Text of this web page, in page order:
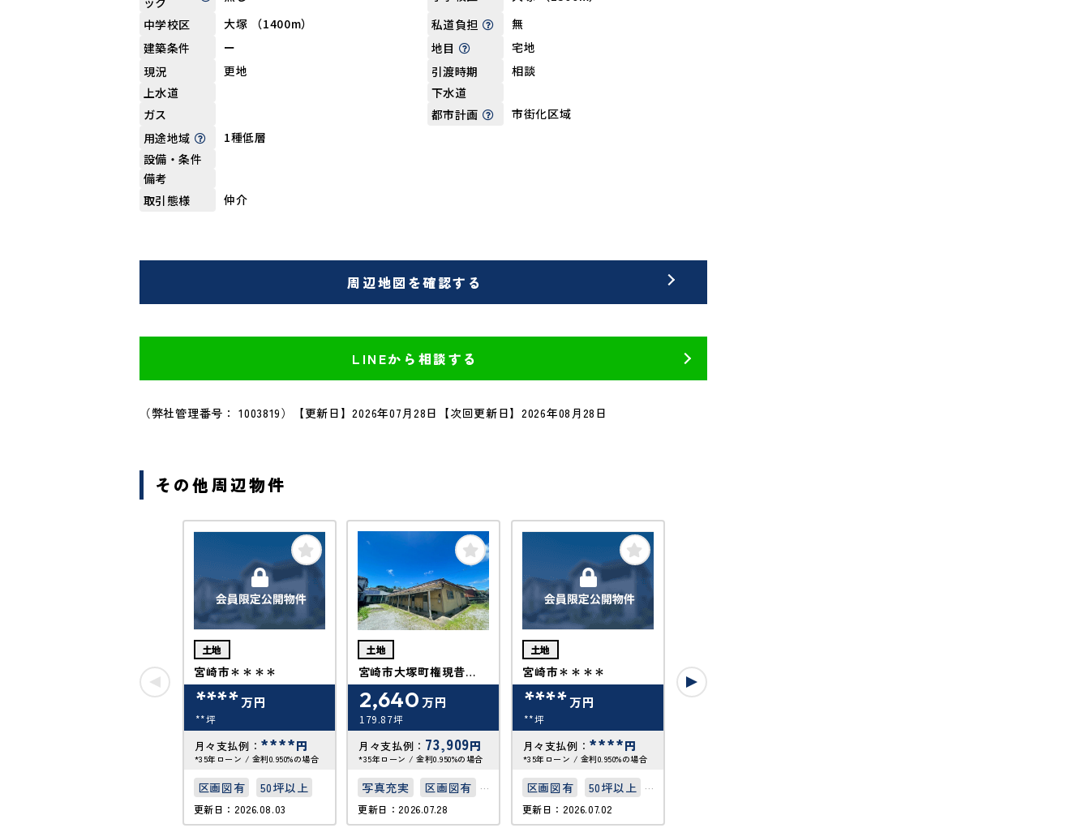
中学校区
大塚 （1400m） 私道負担
無
建築条件
ー 地目
宅地
現況
更地 引渡時期
相談
上水道
下水道
ガス
都市計画
市街化区域
用途地域
1種低層
設備・条件
備考
取引態様
仲介
周辺地図を確認する
LINEから相談する
（弊社管理番号： 1003819） 【更新日】2026年07月28日 【次回更新日】2026年08月28日
その他周辺物件
土地
宮崎市＊＊＊＊
****万円
**坪
月々支払例： ****円
*35年ローン / 金利0.950%の場合
区画図有 50坪以上
更新日：2026.08.03
土地
宮崎市大塚町権現昔
835 834-4 802-2
2,640万円
179.87坪
月々支払例： 73,909円
*35年ローン / 金利0.950%の場合
写真充実
区画図有
50坪以上
更新日：2026.07.28
土地
宮崎市＊＊＊＊
****万円
**坪
月々支払例： ****円
*35年ローン / 金利0.950%の場合
区画図有
50坪以上
接道6ｍ以上
更新日：2026.07.02
宮崎市＊＊＊＊
****